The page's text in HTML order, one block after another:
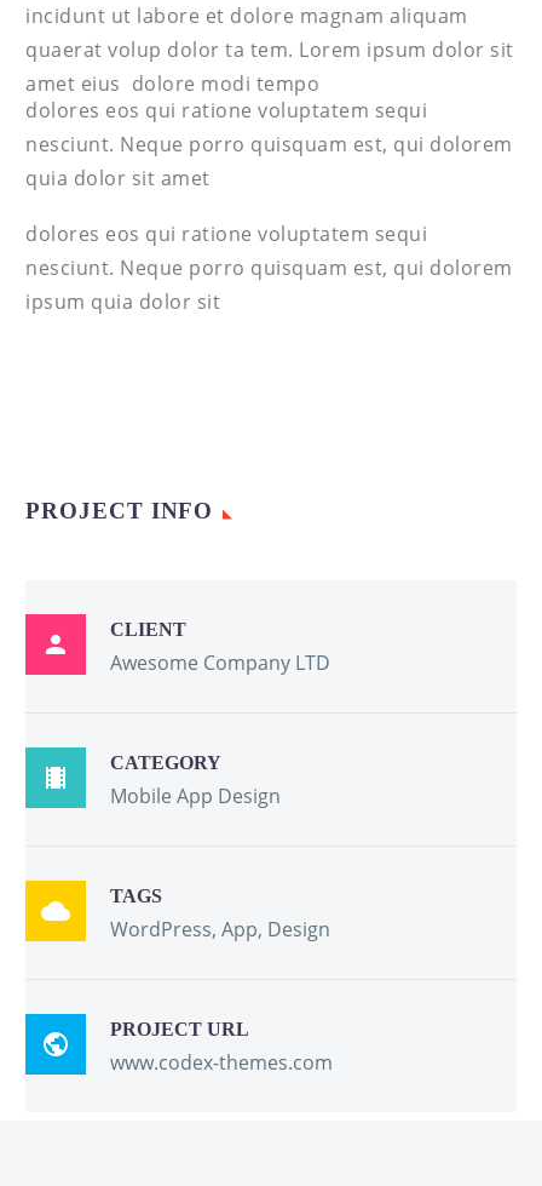
incidunt ut labore et dolore magnam aliquam
quaerat volup dolor ta tem. Lorem ipsum dolor sit
amet eius dolore modi tempo
dolores eos qui ratione voluptatem sequi
nesciunt. Neque porro quisquam est, qui dolorem
quia dolor sit amet
dolores eos qui ratione voluptatem sequi
nesciunt. Neque porro quisquam est, qui dolorem
ipsum quia dolor sit
PROJECT INFO

CLIENT
Awesome Company LTD

CATEGORY
Mobile App Design

TAGS
WordPress, App, Design

PROJECT URL
www.codex-themes.com